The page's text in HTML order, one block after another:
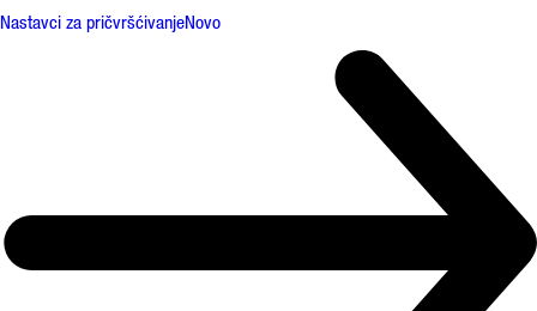
Nastavci za pričvršćivanjeNovo